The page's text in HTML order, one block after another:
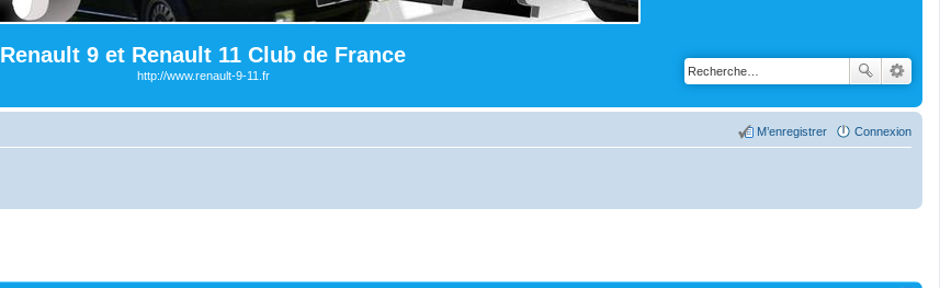
Renault 9 et Renault 11 Club de France
http://www.renault-9-11.fr
Connexion
M’enregistrer